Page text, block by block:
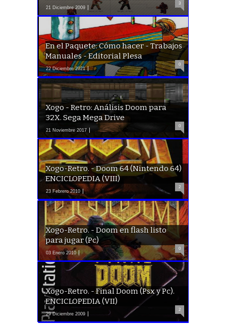
21 Diciembre 2009
3
En el Paquete: Cómo hacer - Trabajos
Manuales - Editorial Plesa
22 Diciembre 2021
0
Xogo - Retro: Análisis Doom para
32X. Sega Mega Drive
21 Noviembre 2017
0
Xogo-Retro. - Doom 64 (Nintendo 64)
ENCICLOPEDIA (VIII)
23 Febrero 2010
2
Xogo-Retro. - Doom en flash listo
para jugar (Pc)
03 Enero 2010
0
Xogo-Retro. - Final Doom (Psx y Pc).
ENCICLOPEDIA (VII)
29 Diciembre 2009
2